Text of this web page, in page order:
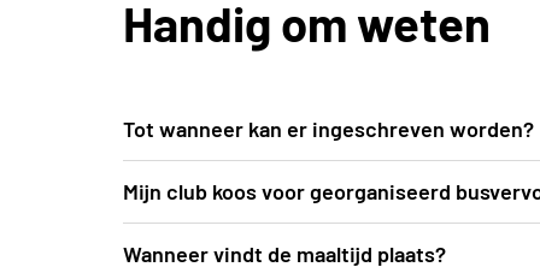
Handig om weten
Tot wanneer kan er ingeschreven worden?
Inschrijven kan uiterlijk t.e.m. vrijdag 5
Mijn club koos voor georganiseerd
De busroutes worden opgemaakt nadat
Wanneer vindt de maaltijd plaats?